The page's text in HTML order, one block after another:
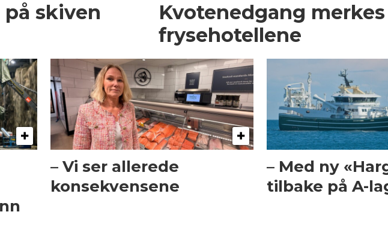
skiven
Kvotenedgang
frysehotellene
– Vi ser allerede
konsekvensene
– Med ny
tilbake på A-